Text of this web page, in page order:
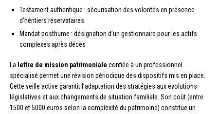
Testament authentique : sécurisation des volontés en présence
d’héritiers réservataires
Mandat posthume : désignation d’un gestionnaire pour les actifs
complexes après décès
La lettre de mission patrimoniale confiée à un professionnel
spécialisé permet une révision périodique des dispositifs mis en place.
Cette veille active garantit l’adaptation des stratégies aux évolutions
législatives et aux changements de situation familiale. Son coût (entre
1500 et 5000 euros selon la complexité du patrimoine) constitue un